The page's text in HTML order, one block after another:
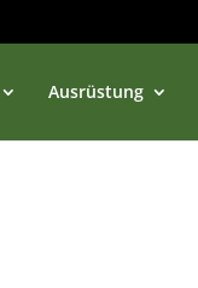
Ausrüstung